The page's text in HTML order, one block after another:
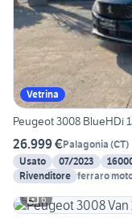
Vetrina
Peugeot 3008 BlueHDi
26.999 €Palagonia (CT)
Usato
07/2023
Rivenditore ferraro
6